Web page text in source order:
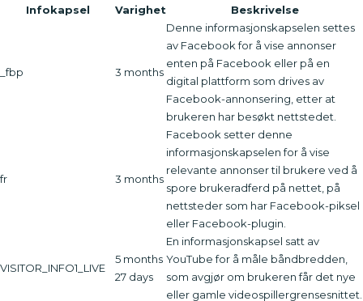
Infokapsel
Varighet Beskrivelse
_fbp 3 months
Denne informasjonskapselen settes
av Facebook for å vise annonser
enten på Facebook eller på en
digital plattform som drives av
Facebook-annonsering, etter at
brukeren har besøkt nettstedet.
fr 3 months
Facebook setter denne
informasjonskapselen for å vise
relevante annonser til brukere ved å
spore brukeradferd på nettet, på
nettsteder som har Facebook-piksel
eller Facebook-plugin.
VISITOR_INFO1_LIVE
5 months
27 days
En informasjonskapsel satt av
YouTube for å måle båndbredden,
som avgjør om brukeren får det nye
eller gamle videospillergrensesnittet.